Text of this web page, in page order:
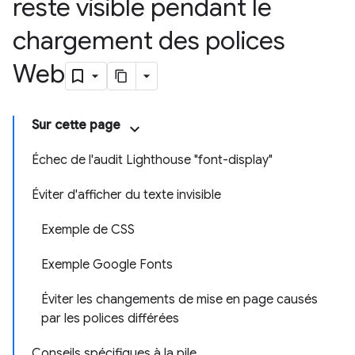
reste visible pendant le
chargement des polices
Web
Sur cette page
Échec de l'audit Lighthouse "font-display"
Éviter d'afficher du texte invisible
Exemple de CSS
Exemple Google Fonts
Éviter les changements de mise en page causés
par les polices différées